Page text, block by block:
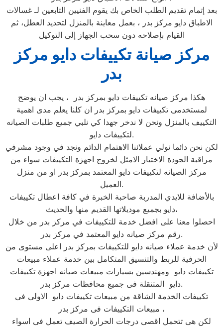
بعد إتمام تقديم الطلب الخاص بك يقوم الفنيين التابعين لـ غسالات
الاطباق دايو مركز بدر ، بعمل معاينة بالمنزل لتحديد العطل، ثم
القيام بإصلاحه دون سحب الجهاز إلى التوكيل
مركز صيانة تكييفات دايو مركز
بدر
هكذا مركز صيانه تكييفات دايو بمركز بدر ، يجب ان يوضح
لمستخدمى تكييفات دايو بمركز بدر ان كلنا يعلم مدى اهمية
التكييف بالمنزل ونحن لا ندخر جهدا كي نلبي جميع طلبات الصيانه
لتكييفات دايو.
لكن نحن دائما نولي عملائنا الاهتمام الدائم ونجد في وجود مشرفي
مراقبة الجودة الاختيار الامثل لخروج اجهزة التكييفات سواء من
مركز الصيانه لتكييفات دايو المعتمد بمركز بدر او من منزل
العميل.
بالأضافة للايدي المدربة صاحبة الخبرة في كافة اعطال تكييفات
دايو بجميع موديلاتها القديم منها والحديث،
احصلوا معنا على افضل خدمة للتكييفات في مركز بدر من خلال
رقم مركز صيانه دايو المعتمد في مركز بدر.
لأن خدمة عملاء صيانه دايو للتكييفات بمركز بدر اعلى مستوى من
الحرفية للربط والتنسيق المتكامل بين خدمة عملاء مبيعات
تكييفات دايو ومهندسين بسيارات مبيعات صيانه اجهزة تكييفات
دايو المتنقلة فى جميع محافظات مركز بدر.
تكييفات الخدمة الشاقة من مبيعات تكييفات دايو الاولى فى
مبيعات التكييفات فى مركز بدر ،
لكن هى تتحمل اقصى درجات الحرارة الصيف تعمل فى اسواء